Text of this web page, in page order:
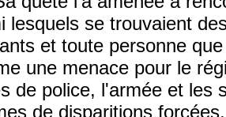
lesquels se trouvaient
et toute personne
une menace pour le
de police, l'armée et les
de disparitions